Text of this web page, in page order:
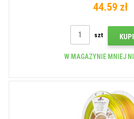
44.59 zł
szt
W MAGAZYNIE MNIEJ